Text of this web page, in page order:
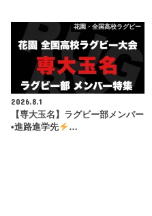
花園・全国高校ラグビー
2026.8.1
【専大玉名】ラグビー部メンバー
•進路進学先
…